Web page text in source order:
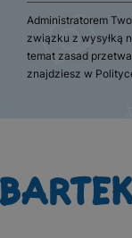
Administratorem
związku z wysyłką
temat zasad
znajdziesz w